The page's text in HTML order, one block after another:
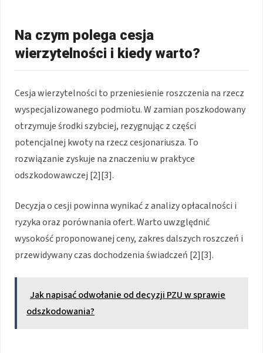
Na czym polega cesja
wierzytelności i kiedy warto?
Cesja wierzytelności to przeniesienie roszczenia na rzecz
wyspecjalizowanego podmiotu. W zamian poszkodowany
otrzymuje środki szybciej, rezygnując z części
potencjalnej kwoty na rzecz cesjonariusza. To
rozwiązanie zyskuje na znaczeniu w praktyce
odszkodowawczej [2][3].
Decyzja o cesji powinna wynikać z analizy opłacalności i
ryzyka oraz porównania ofert. Warto uwzględnić
wysokość proponowanej ceny, zakres dalszych roszczeń i
przewidywany czas dochodzenia świadczeń [2][3].
Jak napisać odwołanie od decyzji PZU w sprawie
odszkodowania?